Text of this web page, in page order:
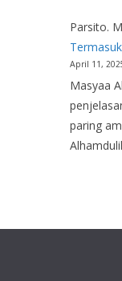
Parsito. M
April 11,
Masyaa
paring